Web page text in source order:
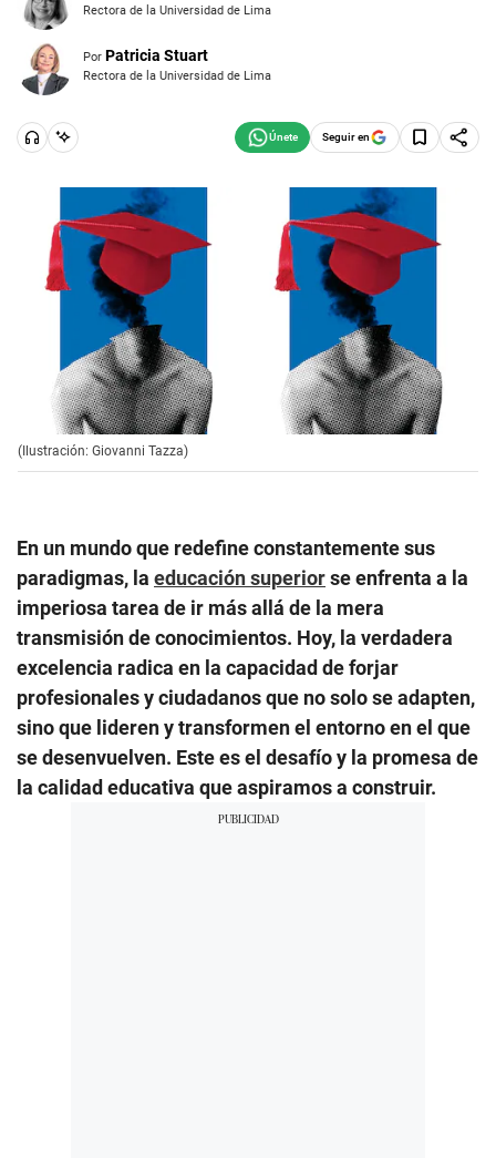
Rectora de la Universidad de Lima
Por Patricia Stuart
Rectora de la Universidad de Lima
Seguir en
(Ilustración: Giovanni Tazza)
En un mundo que redefine constantemente sus
paradigmas, la educación superiorse enfrenta a la
imperiosa tarea de ir más allá de la mera
transmisión de conocimientos. Hoy, la verdadera
excelencia radica en la capacidad de forjar
profesionales y ciudadanos que no solo se adapten,
sino que lideren y transformen el entorno en el que
se desenvuelven. Este es el desafío y la promesa de
la calidad educativa que aspiramos a construir.